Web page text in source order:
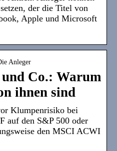
der die Titel von
Apple und Microsoft
Anleger
Co.: Warum
ihnen sind
Klumpenrisiko bei
auf den S&P 500 oder
den MSCI ACWI